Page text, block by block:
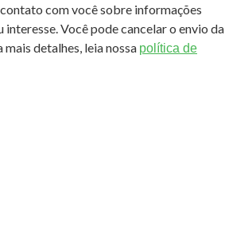
com você sobre informações
Você pode cancelar o envio da
detalhes, leia nossa política de